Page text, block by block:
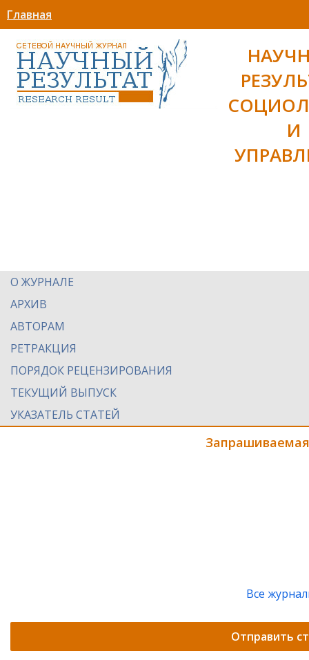
Главная
И
О ЖУРНАЛЕ
АРХИВ
АВТОРАМ
РЕТРАКЦИЯ
ПОРЯДОК РЕЦЕНЗИРОВАНИЯ
ТЕКУЩИЙ ВЫПУСК
УКАЗАТЕЛЬ СТАТЕЙ
Все
Отправить